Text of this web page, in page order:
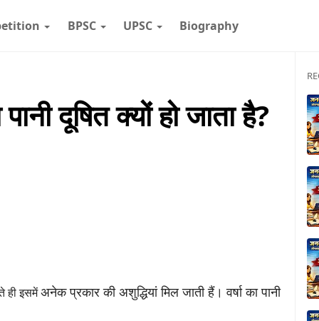
BPSC UPSC Biography
दूषित क्यों हो जाता है?
ही इसमेंअनेक प्रकार की अशुद्धियां मिल जाती हैं।वर्षा का पानी